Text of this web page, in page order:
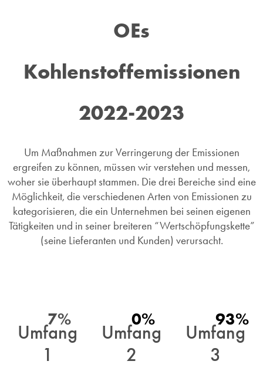
OEs
Kohlenstoffemissionen
2022-2023
Um Maßnahmen zur Verringerung der Emissionen
ergreifen zu können, müssen wir verstehen und messen,
woher sie überhaupt stammen. Die drei Bereiche sind eine
Möglichkeit, die verschiedenen Arten von Emissionen zu
kategorisieren, die ein Unternehmen bei seinen eigenen
Tätigkeiten und in seiner breiteren “Wertschöpfungskette”
(seine Lieferanten und Kunden) verursacht.
7%
Umfang
1
0%
Umfang
2
93%
Umfang
3